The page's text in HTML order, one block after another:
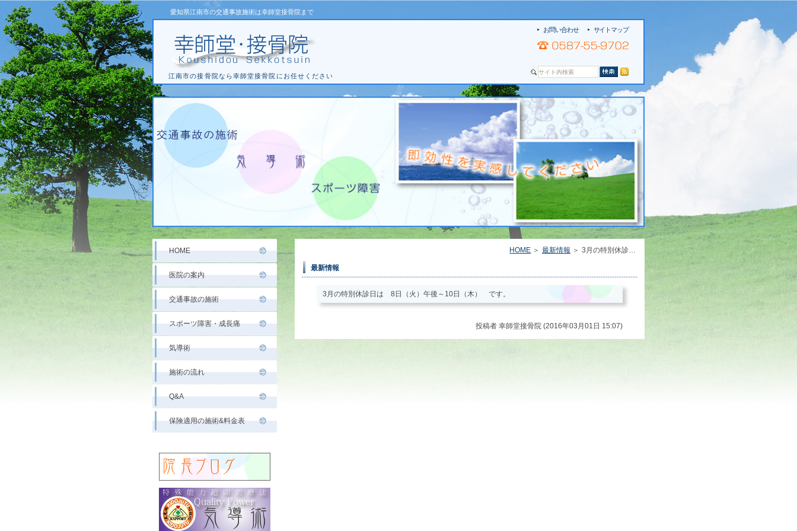
愛知県江南市の交通事故施術は幸師堂接骨院まで
江南市の接骨院なら幸師堂接骨院にお任せください
お問い合わせ サイトマップ
HOME 最新情報 3月の特別休診日は 8日（火）午後～10日（木） です。
最新情報
3月の特別休診日は 8日（火）午後～10日（木） です。
投稿者 幸師堂接骨院 (2016年03月01日 15:07)
HOME
医院の案内
交通事故の施術
スポーツ障害・成長痛
気導術
施術の流れ
Q&A
保険適用の施術&料金表